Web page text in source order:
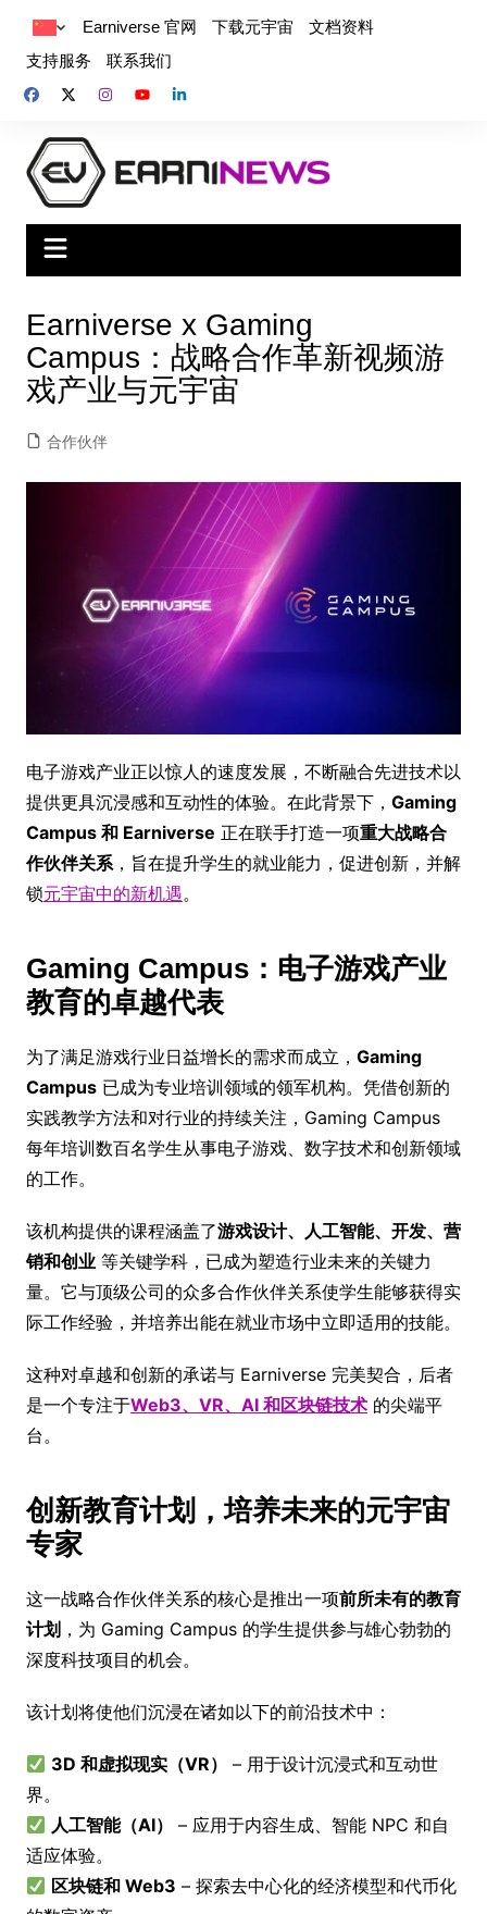
Earniverse 官网 下载元宇宙
文档资料
支持服务
联系我们
Earniverse x Gaming
Campus：战略合作革新视频游
戏产业与元宇宙
合作伙伴
电子游戏产业正以惊人的速度发展，不断融合先进技术以
提供更具沉浸感和互动性的体验。在此背景下， Gaming
Campus 和 Earniverse 正在联手打造一项重大战略合
作伙伴关系，旨在提升学生的就业能力，促进创新，并解
锁元宇宙中的新机遇。
Gaming Campus：电子游戏产业
教育的卓越代表
为了满足游戏行业日益增长的需求而成立， Gaming
Campus已成为专业培训领域的领军机构。凭借创新的
实践教学方法和对行业的持续关注，Gaming Campus
每年培训数百名学生从事电子游戏、数字技术和创新领域
的工作。
该机构提供的课程涵盖了游戏设计、人工智能、开发、营
销和创业等关键学科，已成为塑造行业未来的关键力
量。它与顶级公司的众多合作伙伴关系使学生能够获得实
际工作经验，并培养出能在就业市场中立即适用的技能。
这种对卓越和创新的承诺与 Earniverse 完美契合，后者
是一个专注于Web3、VR、AI 和区块链技术的尖端平
台。
创新教育计划，培养未来的元宇宙
专家
这一战略合作伙伴关系的核心是推出一项前所未有的教育
计划 ，为 Gaming Campus 的学生提供参与雄心勃勃的
深度科技项目的机会。
该计划将使他们沉浸在诸如以下的前沿技术中：
3D 和虚拟现实（VR）
– 用于设计沉浸式和互动世
界。
人工智能（AI）
– 应用于内容生成、智能 NPC 和自
适应体验。
区块链和 Web3 – 探索去中心化的经济模型和代币化